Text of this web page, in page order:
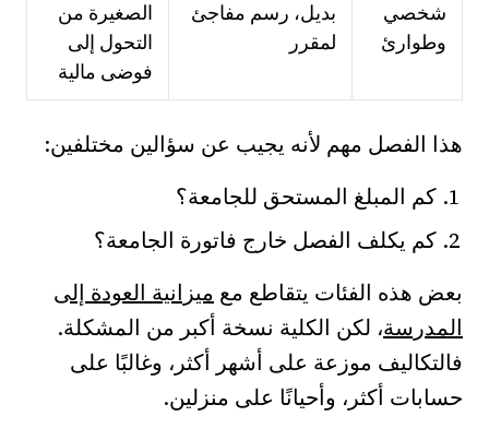
شخصي
وطوارئ
بديل، رسم مفاجئ
لمقرر
الصغيرة من
التحول إلى
فوضى مالية
هذا الفصل مهم لأنه يجيب عن سؤالين مختلفين:
كم المبلغ المستحق للجامعة؟
كم يكلف الفصل خارج فاتورة الجامعة؟
بعض هذه الفئات يتقاطع مع ميزانية العودة إلى
المدرسة، لكن الكلية نسخة أكبر من المشكلة.
فالتكاليف موزعة على أشهر أكثر، وغالبًا على
حسابات أكثر، وأحيانًا على منزلين.